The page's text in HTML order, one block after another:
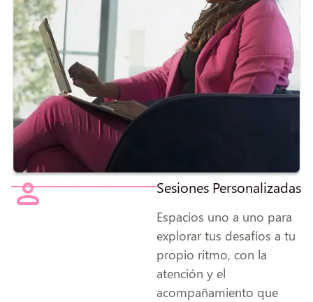
Sesiones Personalizadas
Espacios uno a uno para
explorar tus desafíos a tu
propio ritmo, con la
atención y el
acompañamiento que